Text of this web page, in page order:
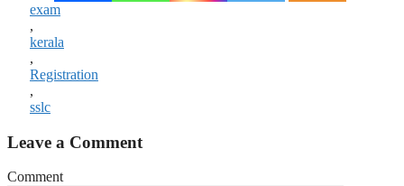
exam
,
kerala
,
Registration
,
sslc
Leave a Comment
Comment